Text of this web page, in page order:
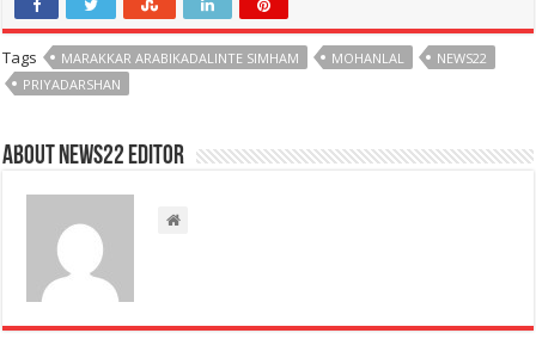
Tags MARAKKAR ARABIKADALINTE SIMHAM MOHANLAL
NEWS22
PRIYADARSHAN
About NEWS22 EDITOR